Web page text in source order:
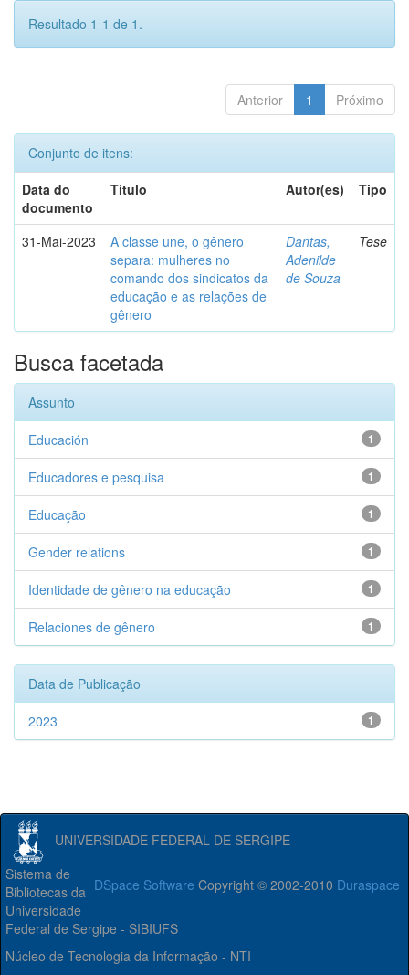
Resultado 1-1 de 1.
Anterior 1 Próximo
Conjunto de itens:
Data do
documento
Título Autor(es) Tipo
31-Mai-2023
A classe une, o gênero
separa: mulheres no
comando dos sindicatos da
educação e as relações de
gênero
Dantas,
Adenilde
de Souza
Tese
Busca facetada
Assunto
1
Educación
1
Educadores e pesquisa
1
Educação
1
Gender relations
1
Identidade de gênero na educação
1
Relaciones de gênero
Data de Publicação
1
2023
UNIVERSIDADE FEDERAL DE SERGIPE
DSpace Software Copyright © 2002-2010 Duraspace
Sistema de
Bibliotecas da
Universidade
Federal de Sergipe - SIBIUFS
Núcleo de Tecnologia da Informação - NTI